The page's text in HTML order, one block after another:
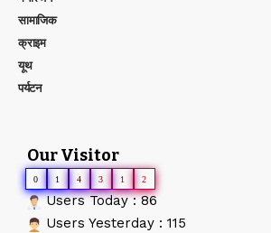
सामाजिक
क्राइम
यूथ
पर्यटन
Our Visitor
0 1 4 3 1 2
Users Today : 86
Users Yesterday : 115